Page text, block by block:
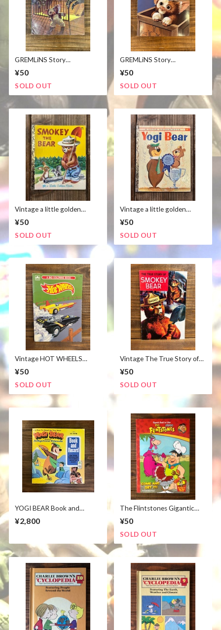
GREMLiNS Story
ムリン 絵本 レコード 1984
年 ビンテージ
¥50
SOLD OUT
GREMLiNS Story
ムリン 絵本 レコード 1984
年 ビンテージ
¥50
SOLD OUT
Vintage a little golden
スモーキーベア ゴールデン
ブック 絵本 70's ビンテージ
¥50
SOLD OUT
Vintage a little golden
Barbera /ヨギベア ゴールデ
ンブック 絵本 60s ビンテー
¥50
SOLD OUT
Vintage HOT WHEELS
ール ぬり絵 1980年代 ビン
テージ
¥50
SOLD OUT
Vintage The True Story of
／スモーキーベア コミック
1960年代 ビンテージ
¥50
SOLD OUT
YOGI BEAR Book and
レコード ヨギベア Hanna-
¥2,800
The Flintstones Gigantic
リントストーン ヨギベア ぬ
り絵 ハンナバーベラ
¥50
SOLD OUT